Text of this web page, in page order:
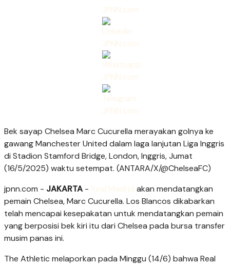
Bek sayap Chelsea Marc Cucurella merayakan golnya ke
gawang Manchester United dalam laga lanjutan Liga Inggris
di Stadion Stamford Bridge, London, Inggris, Jumat
(16/5/2025) waktu setempat. (ANTARA/X/@ChelseaFC)
jpnn.com - JAKARTA - Real Madrid akan mendatangkan
pemain Chelsea, Marc Cucurella. Los Blancos dikabarkan
telah mencapai kesepakatan untuk mendatangkan pemain
yang berposisi bek kiri itu dari Chelsea pada bursa transfer
musim panas ini.
The Athletic melaporkan pada Minggu (14/6) bahwa Real